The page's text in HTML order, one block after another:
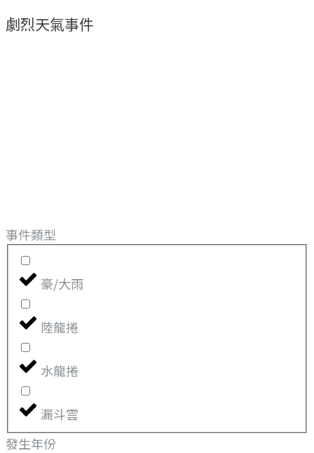
劇烈天氣事件
事件類型
豪/大雨
陸龍捲
水龍捲
漏斗雲
發生年份